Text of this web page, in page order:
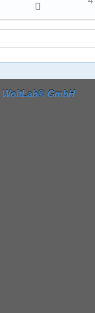
WoltLab® GmbH